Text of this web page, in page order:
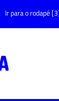
Ir para o rodapé